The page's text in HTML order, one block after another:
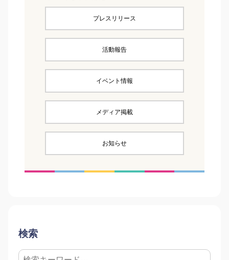
プレスリリース
活動報告
イベント情報
メディア掲載
お知らせ
検索